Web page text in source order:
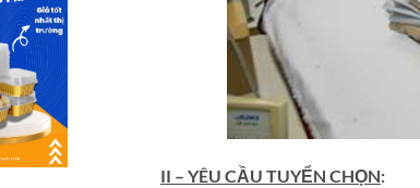
II – YÊU CẦU TUYỂN CHỌN: